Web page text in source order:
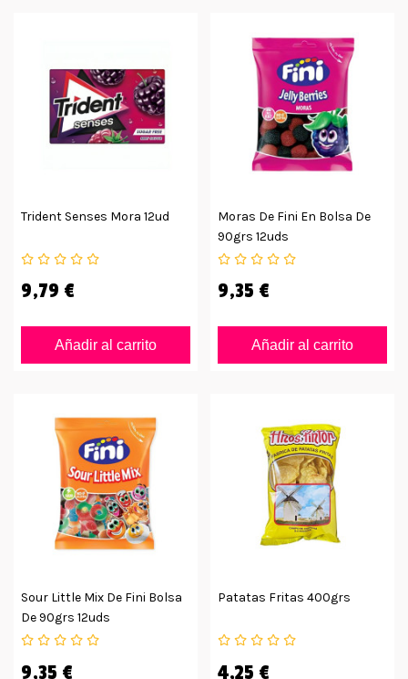
Trident Senses Mora 12ud
9,79 €
Añadir al carrito
Moras De Fini En Bolsa De
90grs 12uds
9,35 €
Añadir al carrito
Sour Little Mix De Fini Bolsa
De 90grs 12uds
9,35 €
Patatas Fritas 400grs
4,25 €